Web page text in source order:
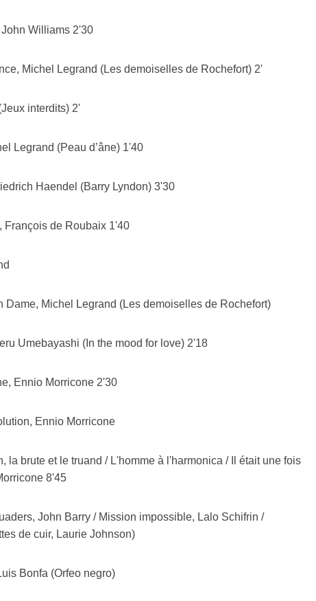
Williams 2'30
Michel Legrand (Les demoiselles de Rochefort) 2'
interdits) 2'
Legrand (Peau d’âne) 1'40
Haendel (Barry Lyndon) 3'30
François de Roubaix 1'40
Dame, Michel Legrand (Les demoiselles de Rochefort)
Umebayashi (In the mood for love) 2'18
Ennio Morricone 2'30
Ennio Morricone
la brute et le truand / L'homme à l'harmonica / Il était une fois
8'45
John Barry / Mission impossible, Lalo Schifrin /
de cuir, Laurie Johnson)
Bonfa (Orfeo negro)